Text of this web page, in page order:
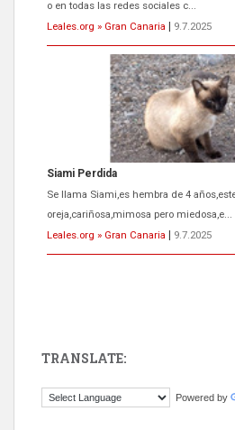
o en todas las redes sociales c...
Leales.org » Gran Canaria
9.7.2025
Siami Perdida
Se llama Siami,es hembra de 4
oreja,cariñosa,mimosa pero miedosa,e...
Leales.org » Gran Canaria
9.7.2025
El ayuntamiento se va a llevar a Los
TRANSLATE:
Powered by